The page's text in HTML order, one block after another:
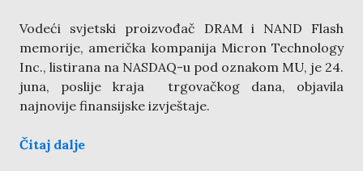
Vodeći svjetski proizvođač DRAM i NAND Flash
memorije, američka kompanija Micron Technology
Inc., listirana na NASDAQ-u pod oznakom MU, je 24.
juna, poslije kraja trgovačkog dana, objavila
najnovije finansijske izvještaje.
Čitaj dalje